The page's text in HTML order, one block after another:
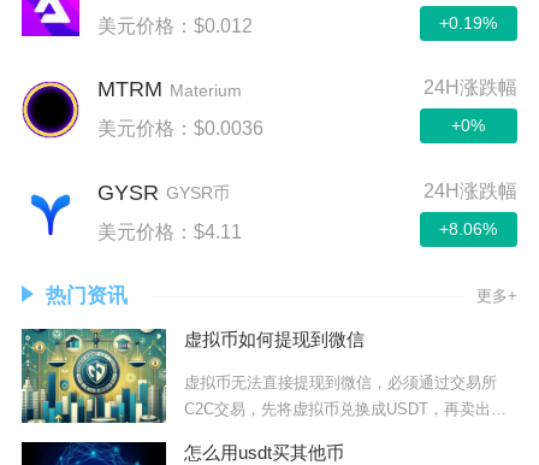
美元价格：$0.012 +0.19%
MTRM Materium
美元价格：$0.0036
24H涨跌幅
+0%
GYSR GYSR币
美元价格：$4.11
24H涨跌幅
+8.06%
热门资讯 更多+
虚拟币如何提现到微信
虚拟币无法直接提现到微信，必须通过交易所
C2C交易，先将虚拟币兑换成USDT，再卖出
怎么用usdt买其他币